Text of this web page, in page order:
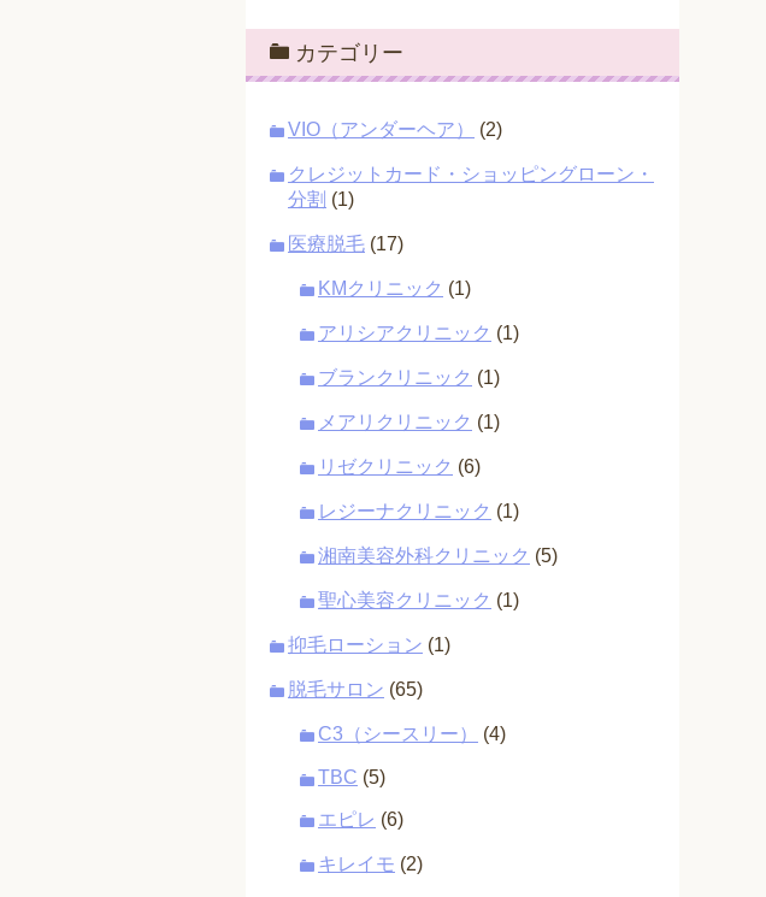
カテゴリー
VIO（アンダーヘア） (2)
クレジットカード・ショッピングローン・
分割 (1)
医療脱毛 (17)
KMクリニック (1)
アリシアクリニック (1)
ブランクリニック (1)
メアリクリニック (1)
リゼクリニック (6)
レジーナクリニック (1)
湘南美容外科クリニック (5)
聖心美容クリニック (1)
抑毛ローション (1)
脱毛サロン (65)
C3（シースリー） (4)
TBC (5)
エピレ (6)
キレイモ (2)